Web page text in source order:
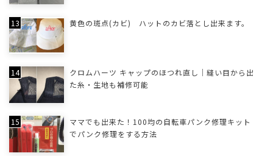
黄色の斑点(カビ) ハットのカビ落とし出来ます。
クロムハーツ キャップのほつれ直し｜縫い目から出
た糸・生地も補修可能
ママでも出来た！100均の自転車パンク修理キット
でパンク修理をする方法